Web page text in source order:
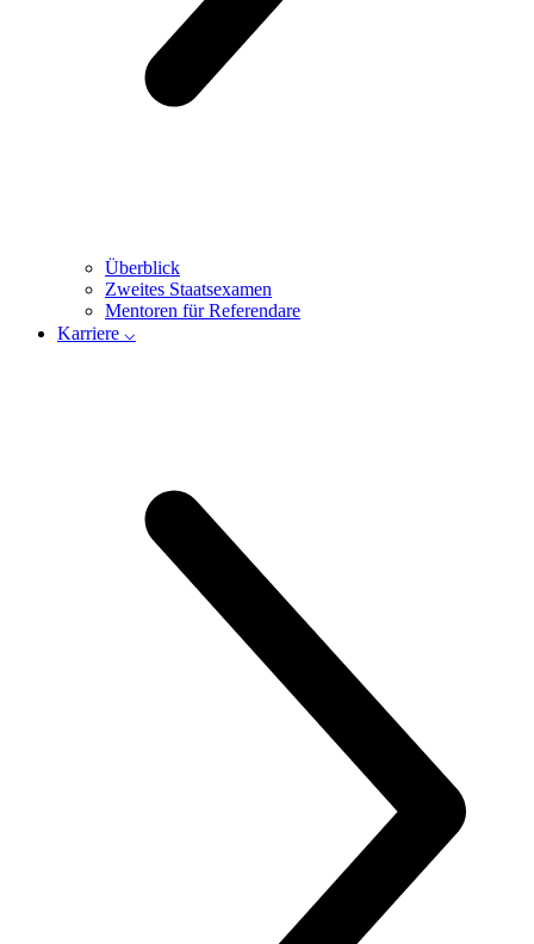
Überblick
Zweites Staatsexamen
Mentoren für Referendare
Karriere ⌵